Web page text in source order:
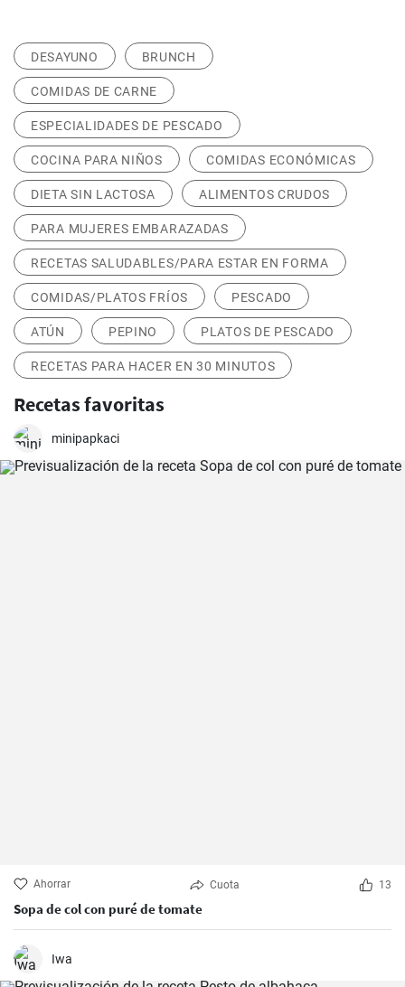
DESAYUNO BRUNCH
COMIDAS DE CARNE
ESPECIALIDADES DE PESCADO
COCINA PARA NIÑOS COMIDAS ECONÓMICAS
DIETA SIN LACTOSA ALIMENTOS CRUDOS
PARA MUJERES EMBARAZADAS
RECETAS SALUDABLES/PARA ESTAR EN FORMA
COMIDAS/PLATOS FRÍOS PESCADO
ATÚN PEPINO PLATOS DE PESCADO
RECETAS PARA HACER EN 30 MINUTOS
Recetas favoritas
minipapkaci
Ahorrar Cuota 13
Sopa de col con puré de tomate
Iwa